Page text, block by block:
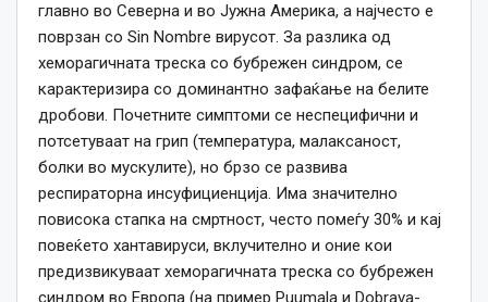
главно во Северна и во Јужна Америка, а најчесто е
поврзан со Sin Nombre вирусот. За разлика од
хеморагичната треска со бубрежен синдром, се
карактеризира со доминантно зафаќање на белите
дробови. Почетните симптоми се неспецифични и
потсетуваат на грип (температура, малаксаност,
болки во мускулите), но брзо се развива
респираторна инсуфициенција. Има значително
повисока стапка на смртност, често помеѓу 30% и кај
повеќето хантавируси, вклучително и оние кои
предизвикуваат хеморагичната треска со бубрежен
синдром во Европа (на пример Puumala и Dobrava-